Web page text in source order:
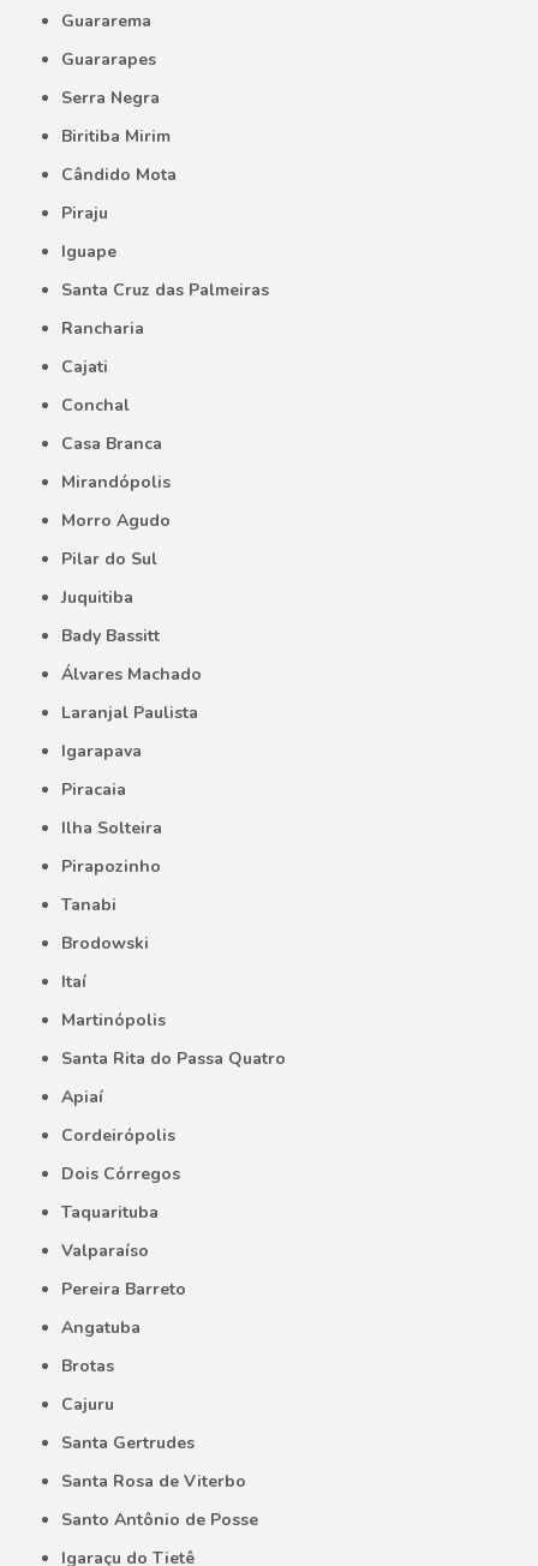
Guararema
Guararapes
Serra Negra
Biritiba Mirim
Cândido Mota
Piraju
Iguape
Santa Cruz das Palmeiras
Rancharia
Cajati
Conchal
Casa Branca
Mirandópolis
Morro Agudo
Pilar do Sul
Juquitiba
Bady Bassitt
Álvares Machado
Laranjal Paulista
Igarapava
Piracaia
Ilha Solteira
Pirapozinho
Tanabi
Brodowski
Itaí
Martinópolis
Santa Rita do Passa Quatro
Apiaí
Cordeirópolis
Dois Córregos
Taquarituba
Valparaíso
Pereira Barreto
Angatuba
Brotas
Cajuru
Santa Gertrudes
Santa Rosa de Viterbo
Santo Antônio de Posse
Igaraçu do Tietê